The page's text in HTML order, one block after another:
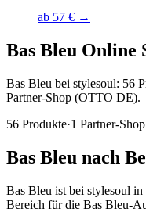
ab 57 € →
Bas Bleu Online
Bas Bleu bei stylesoul: 56
Partner-Shop (OTTO DE).
56 Produkte·1 Partner-Shop
Bas Bleu nach
Bas Bleu ist bei stylesoul in
Bereich für die Bas Bleu-